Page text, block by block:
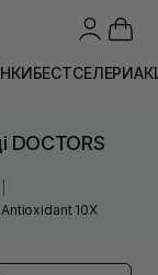
БЕСТСЕЛЕРИ
DOCTORS
Antioxidant 10X